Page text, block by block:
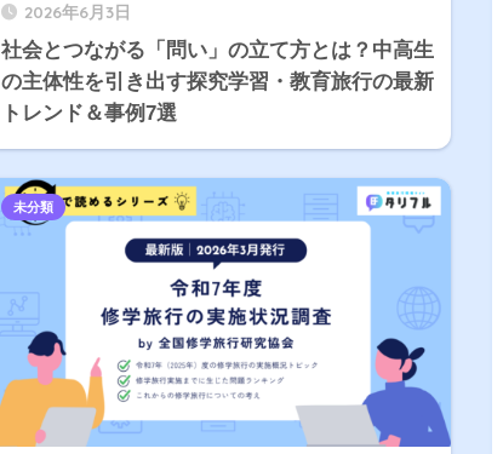
2026年6月3日
社会とつながる「問い」の立て方とは？中高生
の主体性を引き出す探究学習・教育旅行の最新
トレンド＆事例7選
未分類